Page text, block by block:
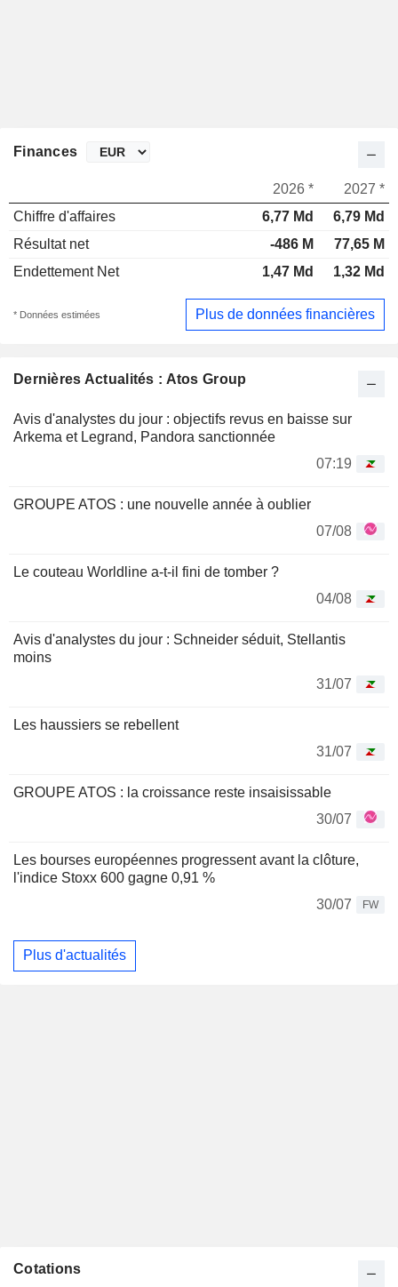
Dernières Actualités : Atos Group
Avis d'analystes du jour : objectifs revus en baisse sur
Arkema et Legrand, Pandora sanctionnée
07:19
GROUPE ATOS : une nouvelle année à oublier
07/08
Le couteau Worldline a-t-il fini de tomber ?
04/08
Avis d'analystes du jour : Schneider séduit, Stellantis
moins
31/07
Les haussiers se rebellent
31/07
GROUPE ATOS : la croissance reste insaisissable
30/07
Les bourses européennes progressent avant la clôture,
l'indice Stoxx 600 gagne 0,91 %
30/07
FW
Plus d'actualités
Finances
2026 *
2027 *
Chiffre d'affaires
6,77 Md
6,79 Md
Résultat net
-486 M
77,65 M
Endettement Net
1,47 Md 1,32 Md
* Données estimées Plus de données financières
Cotations